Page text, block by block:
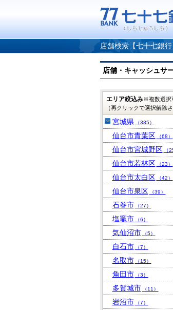
店舗検索【七十七銀行
店舗・キャッシュサ
エリア絞込み※複数選択
（再クリックで選択解除さ
宮城県 （385）
仙台市青葉区 （68）
仙台市宮城野区 （
仙台市若林区 （23）
仙台市太白区 （42）
仙台市泉区 （39）
石巻市 （27）
塩竈市 （6）
気仙沼市 （5）
白石市 （7）
名取市 （15）
角田市 （3）
多賀城市 （11）
岩沼市 （7）